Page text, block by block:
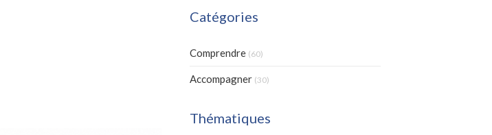
Catégories
Comprendre (60)
Accompagner (30)
Thématiques